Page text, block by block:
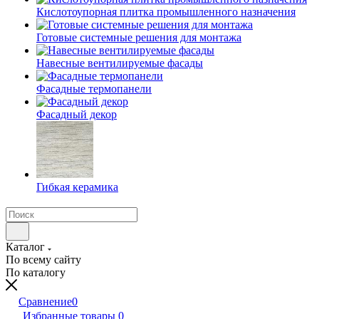
Кислотоупорная плитка промышленного назначения
Готовые системные решения для монтажа
Навесные вентилируемые фасады
Фасадные термопанели
Фасадный декор
Гибкая керамика
Каталог
По всему сайту
По каталогу
Сравнение0
Избранные товары 0